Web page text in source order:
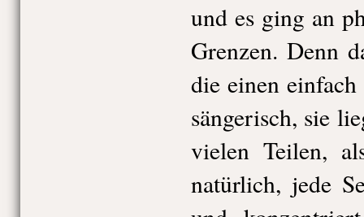
und es ging an
Grenzen. Denn
die einen
sängerisch, sie
vielen Teilen,
natürlich, jede